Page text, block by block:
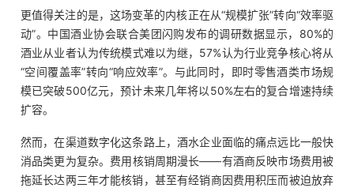
更值得关注的是，这场变革的内核正在从“规模扩张”转向“效率驱
动”。中国酒业协会联合美团闪购发布的调研数据显示，80%的
酒业从业者认为传统模式难以为继，57%认为行业竞争核心将从
“空间覆盖率”转向“响应效率”。与此同时，即时零售酒类市场规
模已突破500亿元，预计未来几年将以50%左右的复合增速持续
扩容。
然而，在渠道数字化这条路上，酒水企业面临的痛点远比一般快
消品类更为复杂。费用核销周期漫长——有酒商反映市场费用被
拖延长达两三年才能核销，甚至有经销商因费用积压而被迫放弃